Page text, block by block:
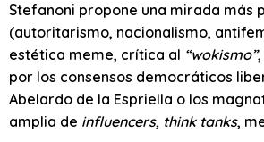
Stefanoni propone una mirada más
(autoritarismo, nacionalismo,
estética meme, crítica al “wokismo”
por los consensos democráticos
Abelardo de la Espriella o los
amplia de influencers, think tanks,